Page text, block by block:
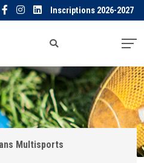
Inscriptions 2026-2027
Multisports